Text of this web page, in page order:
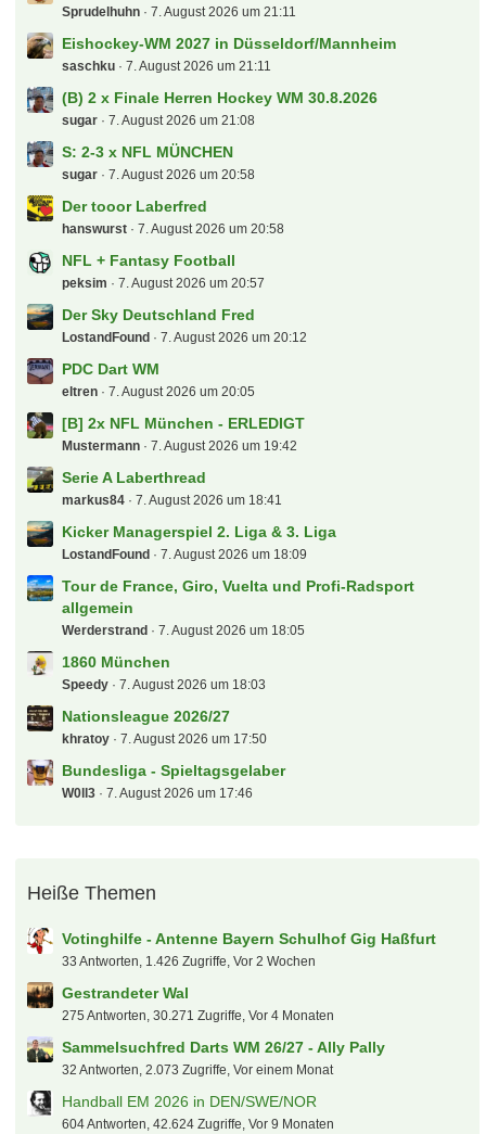
Sprudelhuhn 7. August 2026 um 21:11
Eishockey-WM 2027 in Düsseldorf/Mannheim
saschku 7. August 2026 um 21:11
(B) 2 x Finale Herren Hockey WM 30.8.2026
sugar 7. August 2026 um 21:08
S: 2-3 x NFL MÜNCHEN
sugar 7. August 2026 um 20:58
Der tooor Laberfred
hanswurst 7. August 2026 um 20:58
NFL + Fantasy Football
peksim 7. August 2026 um 20:57
Der Sky Deutschland Fred
LostandFound 7. August 2026 um 20:12
PDC Dart WM
eltren 7. August 2026 um 20:05
[B] 2x NFL München - ERLEDIGT
Mustermann 7. August 2026 um 19:42
Serie A Laberthread
markus84 7. August 2026 um 18:41
Kicker Managerspiel 2. Liga & 3. Liga
LostandFound 7. August 2026 um 18:09
Tour de France, Giro, Vuelta und Profi-Radsport
allgemein
Werderstrand 7. August 2026 um 18:05
1860 München
Speedy 7. August 2026 um 18:03
Nationsleague 2026/27
khratoy 7. August 2026 um 17:50
Bundesliga - Spieltagsgelaber
W0ll3 7. August 2026 um 17:46
Heiße Themen
Votinghilfe - Antenne Bayern Schulhof Gig Haßfurt
33 Antworten, 1.426 Zugriffe, Vor 2 Wochen
Gestrandeter Wal
275 Antworten, 30.271 Zugriffe, Vor 4 Monaten
Sammelsuchfred Darts WM 26/27 - Ally Pally
32 Antworten, 2.073 Zugriffe, Vor einem Monat
Handball EM 2026 in DEN/SWE/NOR
604 Antworten, 42.624 Zugriffe, Vor 9 Monaten